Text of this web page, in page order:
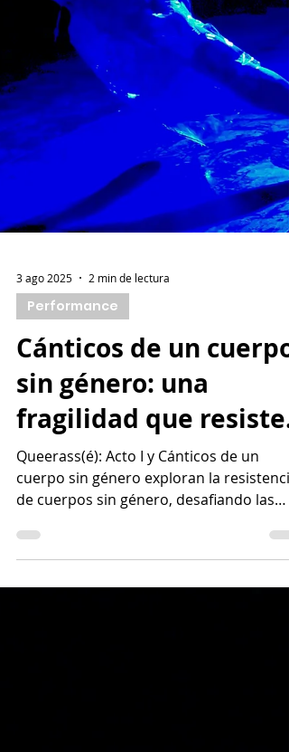
3 ago 2025 2 min de lectura
Performance
Cánticos de un cuerpo
sin género: una
fragilidad que resiste.
Queerass(é): Acto I y Cánticos de un